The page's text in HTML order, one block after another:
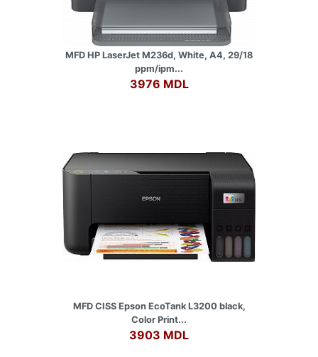
MFD HP LaserJet M236d, White, A4, 29/18
ppm/ipm...
3976 MDL
MFD CISS Epson EcoTank L3200 black,
Color Print...
3903 MDL